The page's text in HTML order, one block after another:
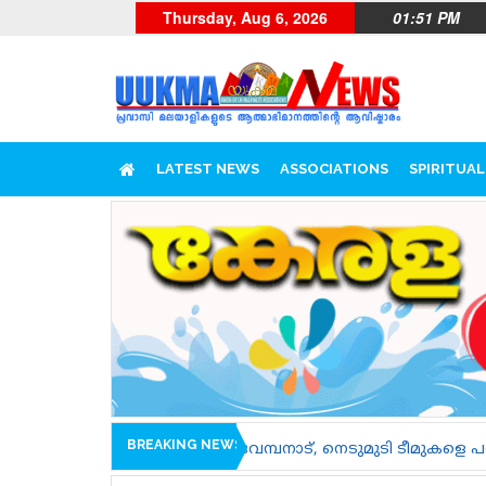
Thursday, Aug 6, 2026 01:51 PM
LATEST NEWS ASSOCIATIONS SPIRITUAL
BREAKING NEWS
വേമ്പനാട്, നെടുമുടി ടീമുകളെ പരിചയപ്പെടാം......